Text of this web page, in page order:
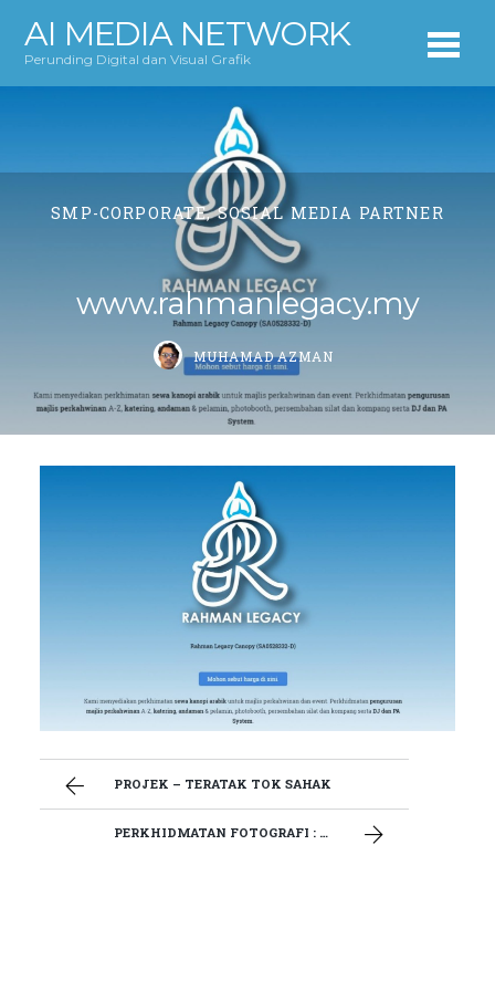
AI MEDIA NETWORK
Perunding Digital dan Visual Grafik
SMP-CORPORATE,SOSIAL MEDIA PARTNER
www.rahmanlegacy.my
MUHAMAD AZMAN
PROJEK – TERATAK TOK SAHAK
PERKHIDMATAN FOTOGRAFI : MAJLIS PERSANDINGAN FALIQ & WAWA SERTA HADI & EYA